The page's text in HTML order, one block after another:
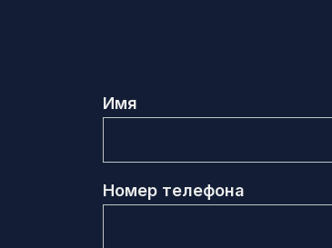
Имя
Номер телефона